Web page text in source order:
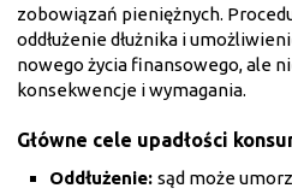
zobowiązań pieniężnych.
oddłużenie dłużnika i
nowego życia finansowego, ale
konsekwencje i wymagania.
Główne cele upadłości
Oddłużenie:sąd może